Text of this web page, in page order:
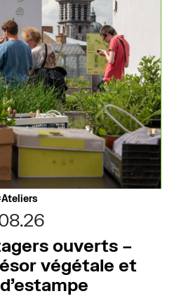
Ateliers
ouverts –
végétale et